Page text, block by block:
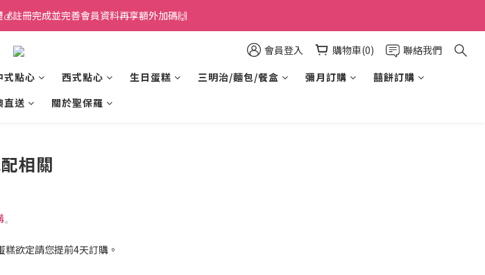
註冊完成並完善會員資料再享額外加碼🙌
會員登入 購物車(0)
聯絡我們
式點心 西式點心 生日蛋糕 三明治/麵包/餐盒 彌月訂購
囍餅訂購
直送 關於聖保羅
相關
。
欲定請您提前4天訂購。